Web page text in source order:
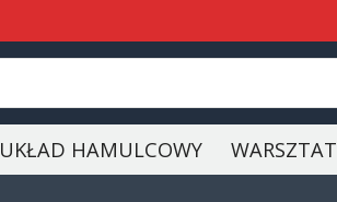
UKŁAD HAMULCOWY WARSZTAT